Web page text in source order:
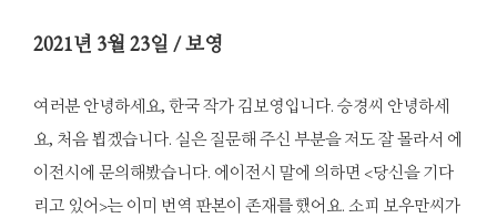
2021년 3월 23일 / 보영
여러분 안녕하세요, 한국 작가 김보영입니다. 승경씨 안녕하세
요, 처음 뵙겠습니다. 실은 질문해 주신 부분을 저도 잘 몰라서 에
이전시에 문의해봤습니다. 에이전시 말에 의하면 <당신을 기다
리고 있어>는 이미 번역 판본이 존재를 했어요. 소피 보우만씨가